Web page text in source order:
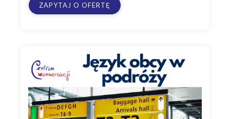
ZAPYTAJ O OFERTĘ